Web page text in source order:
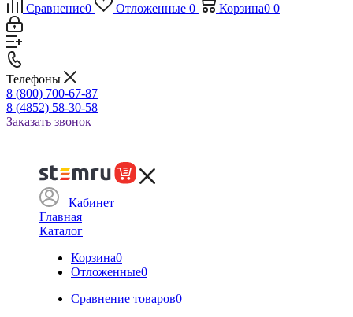
Сравнение0 Отложенные 0 Корзина0 0
Телефоны
8 (800) 700-67-87
8 (4852) 58-30-58
Заказать звонок
Кабинет
Главная
Каталог
Корзина0
Отложенные0
Сравнение товаров0